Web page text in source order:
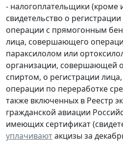
- налогоплательщики
свидетельство о
операции с прямогонным
лица, совершающего
параксилолом или
организации, совершающей
спиртом, о регистрации
операции по переработке
также включенных в Реестр
гражданской авиации
имеющих сертификат
уплачиваютакцизы за